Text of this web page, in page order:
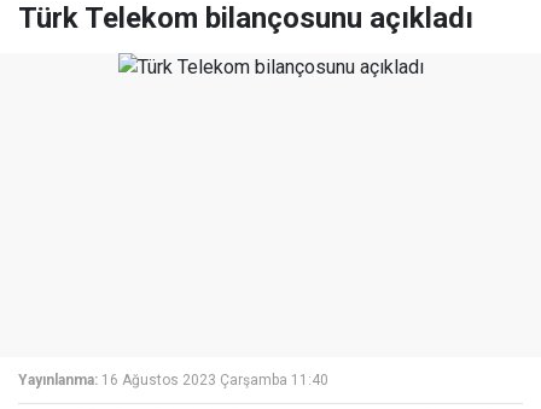
Türk Telekom bilançosunu açıkladı
Yayınlanma: 16 Ağustos 2023 Çarşamba 11:40